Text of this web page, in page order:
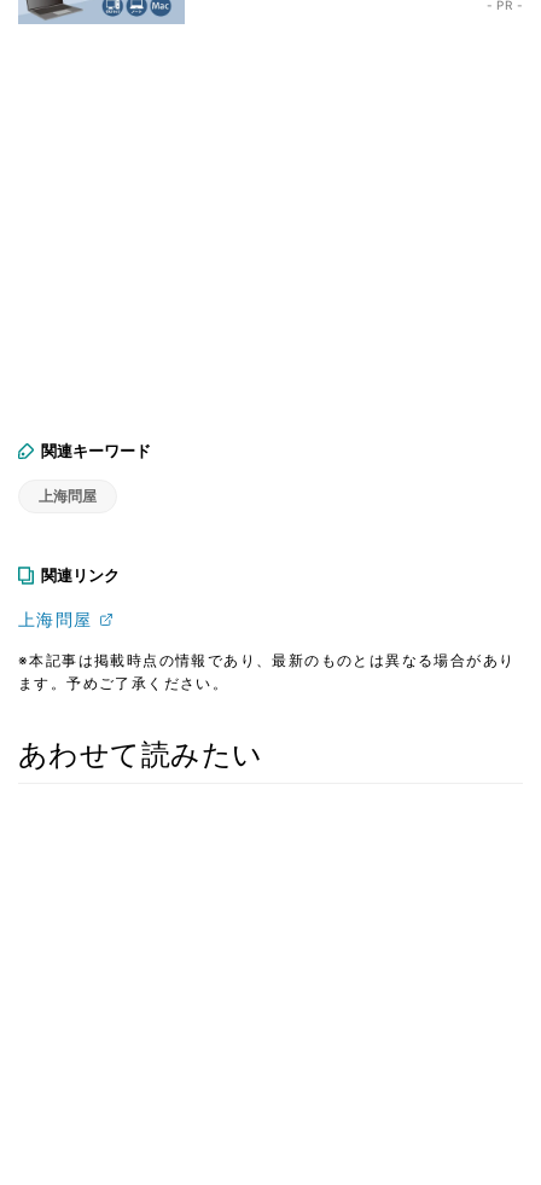
- PR -
関連キーワード
上海問屋
関連リンク
上海問屋
※本記事は掲載時点の情報であり、最新のものとは異なる場合があり
ます。予めご了承ください。
あわせて読みたい